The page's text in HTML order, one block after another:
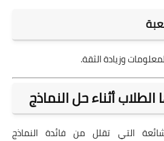
وزيادة الثقة.
أثناء حل النماذج
التي تقلل من فائدة النماذج